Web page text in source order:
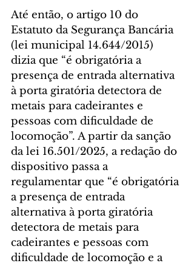
Até então, o artigo 10 do
Estatuto da Segurança Bancária
(lei municipal 14.644/2015)
dizia que “é obrigatória a
presença de entrada alternativa
à porta giratória detectora de
metais para cadeirantes e
pessoas com dificuldade de
locomoção”. A partir da sanção
da lei 16.501/2025, a redação do
dispositivo passa a
regulamentar que “é obrigatória
a presença de entrada
alternativa à porta giratória
detectora de metais para
cadeirantes e pessoas com
dificuldade de locomoção e a